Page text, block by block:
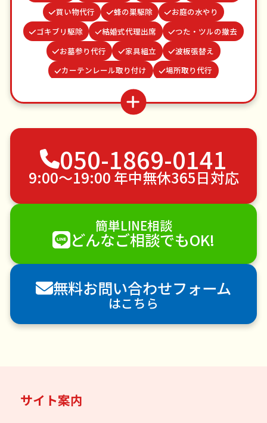
買い物代行
蜂の巣駆除
お庭の水やり
ゴキブリ駆除
結婚式代理出席
つた・ツルの撤去
お墓参り代行
家具組立
波板張替え
カーテンレール取り付け
場所取り代行
雨どい修理・掃除
ベランダ掃除
水道パッキン交換
病院付き添い
不用品回収
ゴミ屋敷片付け
草刈り・草むしり
植木の伐採
手すり取り付け
ペットのお世話
エアコンクリーニング
DIY・日曜大工
ハウスクリーニング
雪かき・雪下ろし
電球交換
襖（ふすま）の張替え
空き家管理
害獣駆除
防草シート施工
ナメクジ駆除
害虫駆除
050-1869-0141
9:00〜19:00 年中無休365日対応
簡単LINE相談
どんなご相談でもOK!
無料お問い合わせフォーム
はこちら
サイト案内